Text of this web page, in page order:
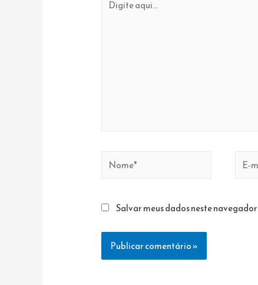
aqui...
Nome*
Salvar meus dados neste